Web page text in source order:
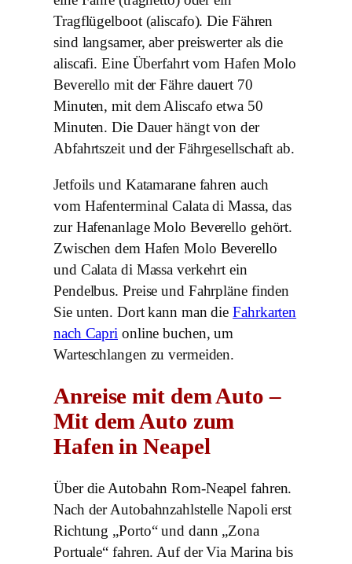
Tragflügelboot (aliscafo). Die Fähren
sind langsamer, aber preiswerter als die
aliscafi. Eine Überfahrt vom Hafen Molo
Beverello mit der Fähre dauert 70
Minuten, mit dem Aliscafo etwa 50
Minuten. Die Dauer hängt von der
Abfahrtszeit und der Fährgesellschaft ab.
Jetfoils und Katamarane fahren auch
vom Hafenterminal Calata di Massa, das
zur Hafenanlage Molo Beverello gehört.
Zwischen dem Hafen Molo Beverello
und Calata di Massa verkehrt ein
Pendelbus. Preise und Fahrpläne finden
Sie unten. Dort kann man dieFahrkarten
nach Capri online buchen, um
Warteschlangen zu vermeiden.
Anreise mit dem Auto –
Mit dem Auto zum
Hafen in Neapel
Über die Autobahn Rom-Neapel fahren.
Nach der Autobahnzahlstelle Napoli erst
Richtung „Porto“ und dann „Zona
Portuale“ fahren. Auf der Via Marina bis